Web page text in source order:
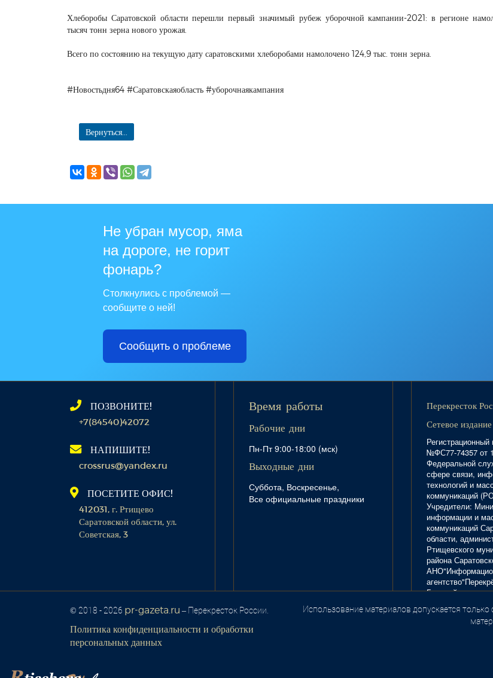
Хлеборобы Саратовской области перешли первый значимый рубеж уборочной кампании-2021: в регионе
тысяч тонн зерна нового урожая.
Всего по состоянию на текущую дату саратовскими хлеборобами намолочено 124,9 тыс. тонн зерна.
#Новостьдня64 #Саратовскаяобласть #уборочнаякампания
Вернуться...
Не убран мусор, яма
на дороге, не горит
фонарь?
Столкнулись с проблемой —
сообщите о ней!
Сообщить о проблеме
ПОЗВОНИТЕ!
+7(84540)42072
НАПИШИТЕ!
crossrus@yandex.ru
ПОСЕТИТЕ ОФИС!
412031, г. Ртищево
Саратовской области, ул.
Советская, 3
Время работы
Рабочие дни
Пн-Пт 9:00-18:00 (мск)
Выходные дни
Суббота, Воскресенье,
Все официальные праздники
Перекресток
Сетевое издание
№ФС77-74357 от
Федеральной
сфере связи,
технологий и
коммуникаций
Учредители:
информации и
коммуникаций
области,
Ртищевского
района
Главный
Тел. 8(84540)4-20-
рекламы - 4-29-10.
© 2018 - 2026 pr-gazeta.ru – Перекресток России.
Политика конфиденциальности и обработки
персональных данных
Использование материалов допускается